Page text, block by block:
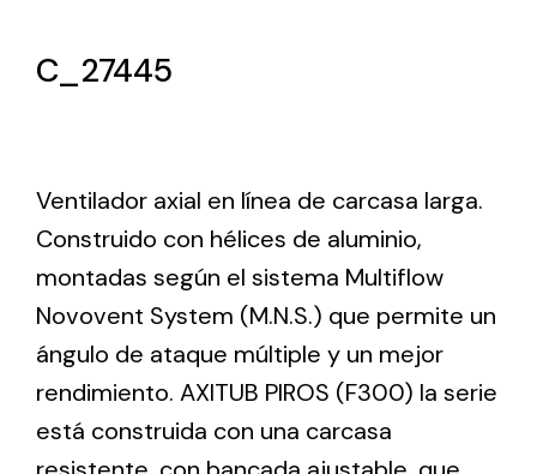
Ventilation
The incorporation of Novovent into the group
meant a greater offer of ventilation products for
different uses
C_27445
Ventilador axial en línea de carcasa larga.
Construido con hélices de aluminio,
montadas según el sistema Multiflow
Novovent System (M.N.S.) que permite un
ángulo de ataque múltiple y un mejor
rendimiento. AXITUB PIROS (F300) la serie
está construida con una carcasa